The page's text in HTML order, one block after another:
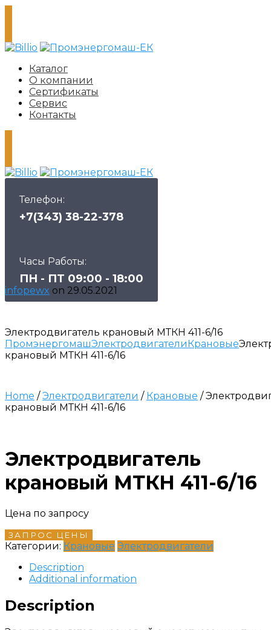
Каталог
О компании
Сертификаты
Сервис
Контакты
Телефон:
+7(343) 38-22-378
Часы Работы:
ПН - ПТ 09:00 - 18:00
infopewx on 29.05.2021
Электродвигатель крановый МТКН 411-6/16
ПромэнергомашЭлектродвигателиКрановые
крановый МТКН 411-6/16
Home /Электродвигатели / Крановые /
крановый МТКН 411-6/16
Электродвигатель
крановый МТКН 411-6/16
Цена по запросу
ЗАПРОС ЦЕНЫ
Категории: Крановые Электродвигатели
Description
Additional information
Description